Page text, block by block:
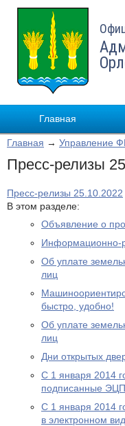
Главная
Главная → Управление
Пресс-релизы
Пресс-релизы 25.10.2022
В этом разделе:
Объявление о
Информационно-
Об уплате
лиц
быстро, удобно!
Об уплате
лиц
Дни открытых
С 1 января 2014
подписанные
С 1 января 2014
в электронном